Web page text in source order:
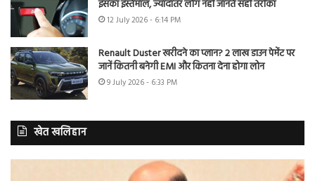
इसका इस्तेमाल, ज्यादातर लोग नहीं जानते सही तरीका
12 July 2026 - 6:14 PM
Renault Duster खरीदने का प्लान? 2 लाख डाउन पेमेंट पर
जानें कितनी बनेगी EMI और कितना देना होगा लोन
9 July 2026 - 6:33 PM
खेत खलिहान